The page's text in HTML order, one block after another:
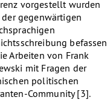
vorgestellt wurden
gegenwärtigen
befassen
Arbeiten von Frank
mit Fragen der
politischen
Community [3].